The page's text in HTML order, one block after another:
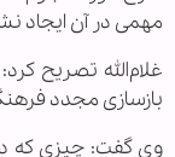
مهمی در آن ایجاد
غلام‌الله تصریح
بازسازی مجدد
وی گفت: چیزی که